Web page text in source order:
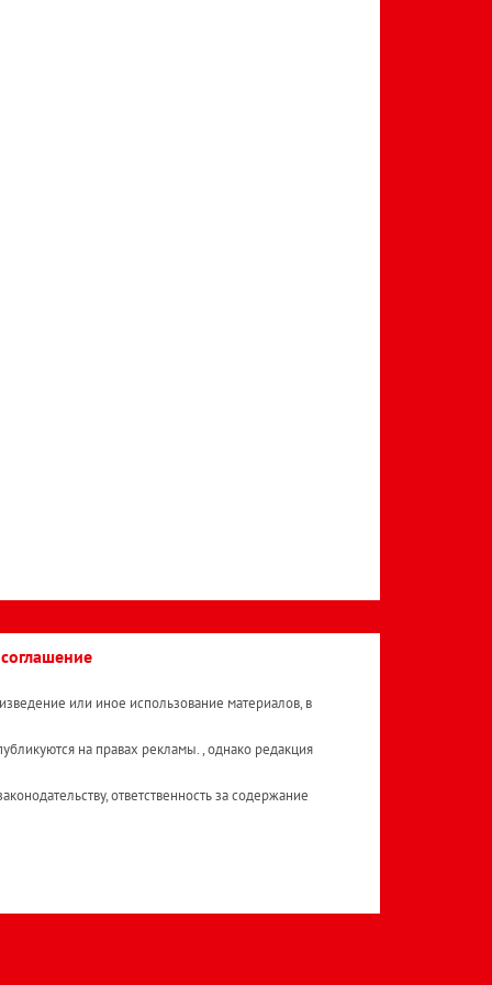
или иное использование материалов, в
на правах рекламы. , однако редакция
ответственность за содержание